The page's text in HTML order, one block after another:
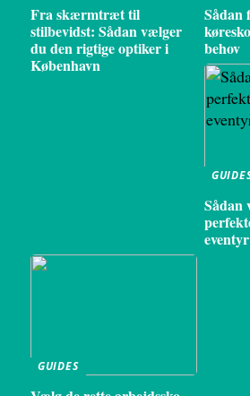
Fra skærmtræt til
stilbevidst: Sådan vælger
du den rigtige optiker i
København
Sådan
behov
Sådan
eventyr
GUIDES